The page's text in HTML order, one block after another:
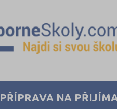
PŘÍPRAVA NA